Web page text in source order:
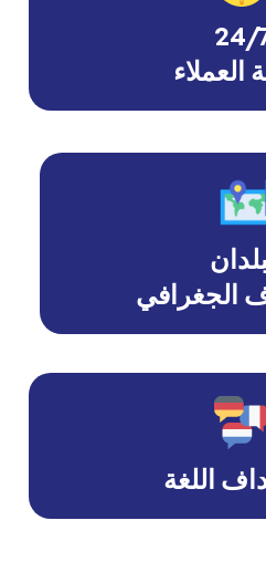
24/
العملاء
الجغرافي
اللغة